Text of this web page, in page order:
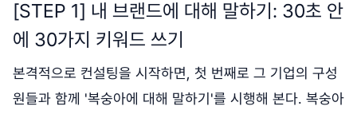
[STEP 1] 내 브랜드에 대해 말하기: 30초 안
에 30가지 키워드 쓰기
본격적으로 컨설팅을 시작하면, 첫 번째로 그 기업의 구성
원들과 함께 '복숭아에 대해 말하기'를 시행해 본다. 복숭아